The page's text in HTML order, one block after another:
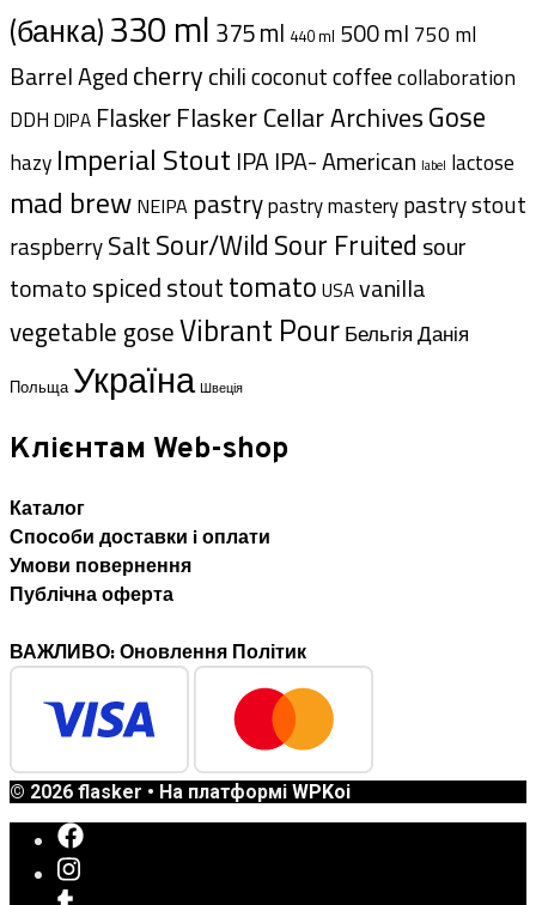
(банка)330 ml 375 ml 440 ml 500 ml 750 ml
Barrel Agedcherrychilicoconutcoffeecollaboration
DDH DIPA FlaskerFlasker Cellar ArchivesGose
hazy Imperial Stout IPA IPA- American label lactose
mad brew NEIPA pastrypastry masterypastry stout
raspberrySaltSour/Wild Sour Fruited sour
tomatospicedstouttomato USAvanilla
vegetable goseVibrant PourБельгіяДанія
Польща Україна Швеція
Клієнтам Web-shop
Каталог
Способи доставки i оплати
Умови повернення
Публічна оферта
ВАЖЛИВО: Оновлення Політик
© 2026 flasker • На платформі WPKoi